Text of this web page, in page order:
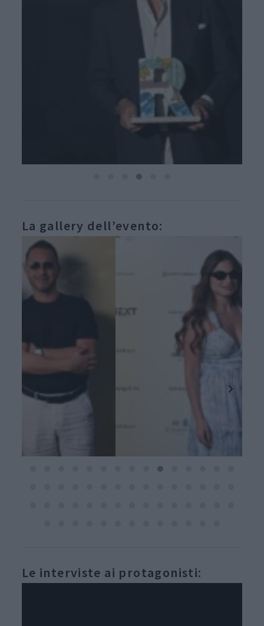
La gallery dell’evento:
Le interviste ai protagonisti: